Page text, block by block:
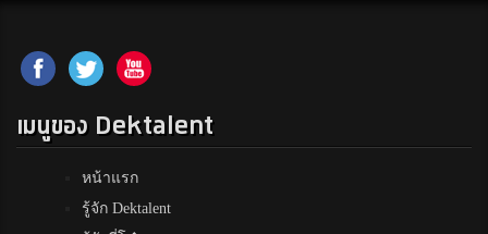
เมนูของ Dektalent
หน้าแรก
รู้จัก Dektalent